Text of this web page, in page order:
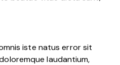
iste natus error sit
laudantium,